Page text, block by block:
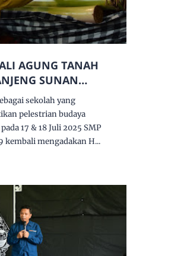
AGUNG TANAH
SUNAN
sekolah yang
pelestrian budaya
17 & 18 Juli 2025 SMP
kembali mengadakan H...